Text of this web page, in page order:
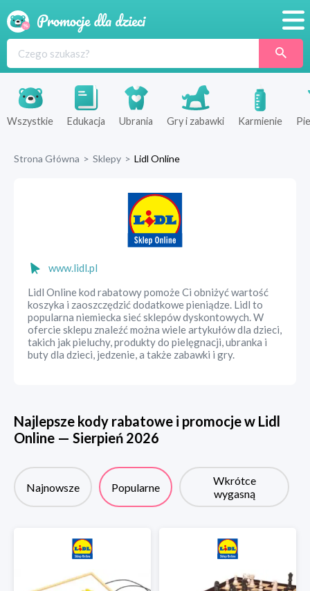
Produkty
Sklepy
Wszystkie Edukacja Ubrania Gry i zabawki Karmienie
Strona Główna > Sklepy > Lidl Online
www.lidl.pl
Lidl Online kod rabatowy pomoże Ci obniżyć wartość
koszyka i zaoszczędzić dodatkowe pieniądze. Lidl to
popularna niemiecka sieć sklepów dyskontowych. W
ofercie sklepu znaleźć można wiele artykułów dla dzieci,
takich jak pieluchy, produkty do pielęgnacji, ubranka i
buty dla dzieci, jedzenie, a także zabawki i gry.
Najlepsze kody rabatowe i promocje w Lidl
Online — Sierpień 2026
Najnowsze Popularne
Wkrótce
wygasną